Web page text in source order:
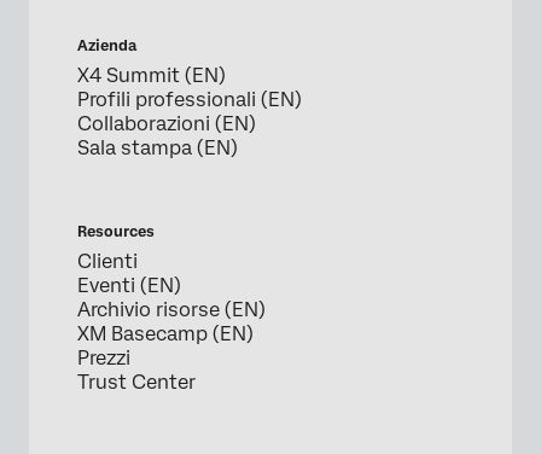
Azienda
X4 Summit (EN)
Profili professionali (EN)
Collaborazioni (EN)
Sala stampa (EN)
Resources
Clienti
Eventi (EN)
Archivio risorse (EN)
XM Basecamp (EN)
Prezzi
Trust Center